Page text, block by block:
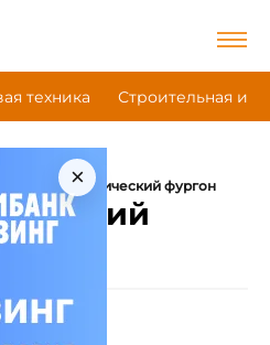
техника Строительная и
×
Изотермический фургон